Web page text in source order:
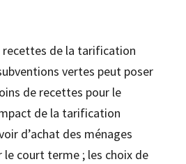
recettes de la tarification
vertes peut poser
de recettes pour le
de la tarification
d’achat des ménages
le court terme ; les choix de